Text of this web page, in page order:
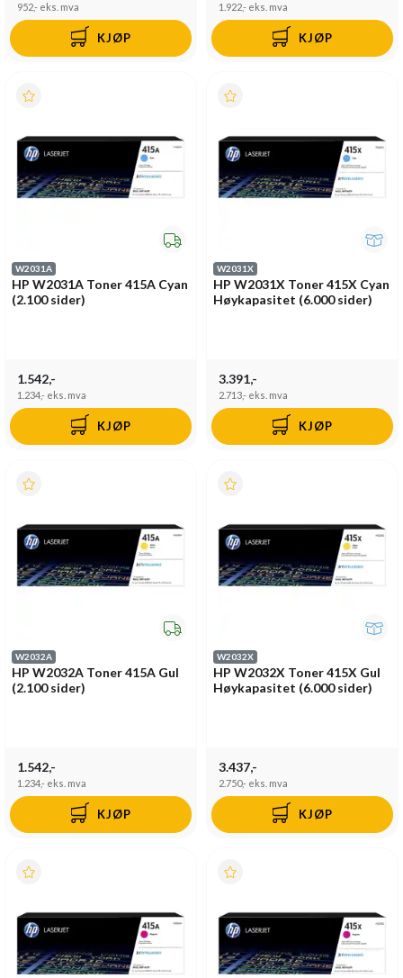
952,- eks. mva
KJØP
1.922,- eks. mva
KJØP
W2031A
HP W2031A Toner 415A Cyan
(2.100 sider)
1.542,-
1.234,- eks. mva
KJØP
W2031X
HP W2031X Toner 415X Cyan
Høykapasitet (6.000 sider)
3.391,-
2.713,- eks. mva
KJØP
W2032A
HP W2032A Toner 415A Gul
(2.100 sider)
1.542,-
1.234,- eks. mva
KJØP
W2032X
HP W2032X Toner 415X Gul
Høykapasitet (6.000 sider)
3.437,-
2.750,- eks. mva
KJØP